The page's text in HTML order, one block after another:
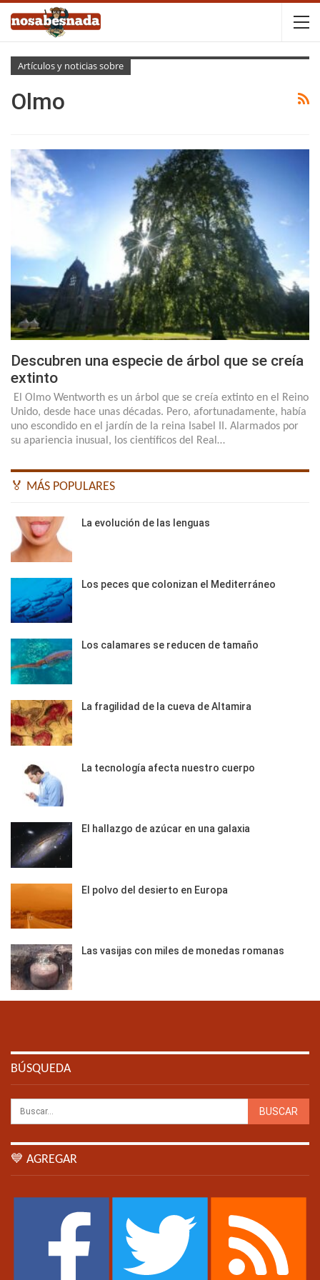
Artículos y noticias sobre
Olmo
Descubren una especie de árbol que se creía
extinto
El Olmo Wentworth es un árbol que se creía extinto en el Reino
Unido, desde hace unas décadas. Pero, afortunadamente, había
uno escondido en el jardín de la reina Isabel II. Alarmados por
su apariencia inusual, los científicos del Real…
🏅 MÁS POPULARES
La evolución de las lenguas
Los peces que colonizan el Mediterráneo
Los calamares se reducen de tamaño
La fragilidad de la cueva de Altamira
La tecnología afecta nuestro cuerpo
El hallazgo de azúcar en una galaxia
El polvo del desierto en Europa
Las vasijas con miles de monedas romanas
BÚSQUEDA
💙 AGREGAR